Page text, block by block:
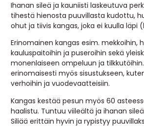
Ihanan sileä ja kauniisti laskeutuva
tihestä hienosta puuvillasta kudottu,
ohut ja tiivis kangas, joka ei kuulla läpi
Erinomainen kangas esim. mekkoihin,
kauluspaitoihin ja puseroihin sekä
monenlaiseen ompeluun ja
erinomaisesti myös sisustukseen,
verhoihin ja vuodevaatteisiin.
Kangas kestää pesun myös 60
haalistu. Tuntuu viileältä ja ihanan
Siliää erittäin hyvin ja rypistyy